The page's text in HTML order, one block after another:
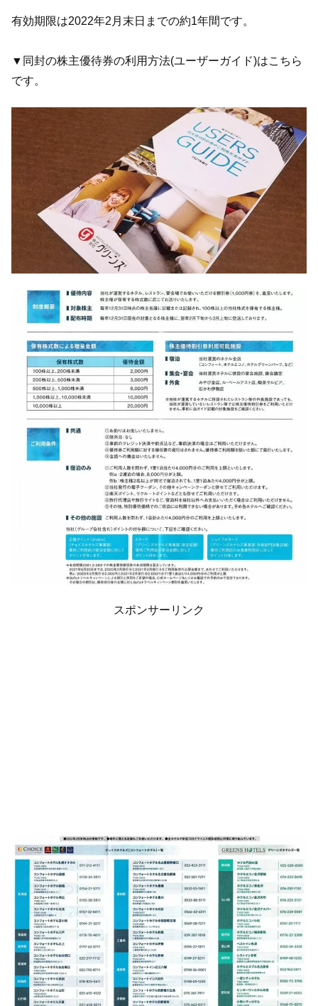
有効期限は2022年2月末日までの約1年間です。
▼同封の株主優待券の利用方法(ユーザーガイド)はこちら
です。
スポンサーリンク